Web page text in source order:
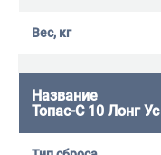
Топас-С 10 Лонг Ус